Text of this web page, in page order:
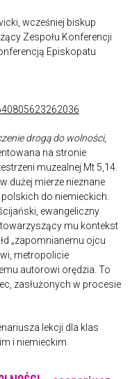
wcześniej biskup
Zespołu Konferencji
Episkopatu
drogą do wolności,
na stronie
muzealnej Mt 5,14.
dużej mierze nieznane
do niemieckich.
ewangeliczny
mu kontekst
„zapomnianemu ojcu
metropolicie
autorowi orędzia. To
zasłużonych w procesie
lekcji dla klas
i niemieckim.